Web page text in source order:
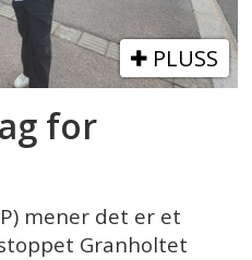
PLUSS
for
mener det er et
Granholtet